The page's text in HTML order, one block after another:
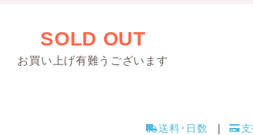
SOLD OUT
お買い上げ有難うございます
送料･日数